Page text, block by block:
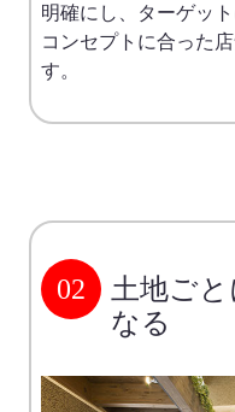
明確にし、ターゲッ
コンセプトに合った
す。
02 土地ご
なる